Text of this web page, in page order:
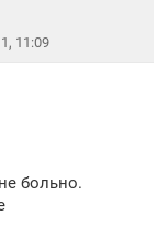
11:09
больно.